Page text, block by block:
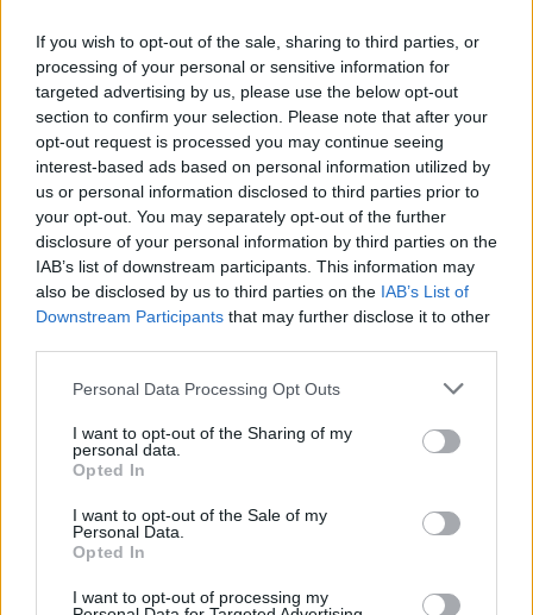
If you wish to opt-out of the sale, sharing to third parties, or
processing of your personal or sensitive information for
targeted advertising by us, please use the below opt-out
section to confirm your selection. Please note that after your
opt-out request is processed you may continue seeing
interest-based ads based on personal information utilized by
us or personal information disclosed to third parties prior to
your opt-out. You may separately opt-out of the further
disclosure of your personal information by third parties on the
IAB’s list of downstream participants. This information may
also be disclosed by us to third parties on the IAB’s List of
Downstream Participants that may further disclose it to other
Please note that this website/app uses one or more Google
not limited to your visit or usage behaviour. You may click to
grant or deny consent to Google and its third-party tags to
use your data for below specified purposes in below Google
consent section.
Personal Data Processing Opt Outs
I want to opt-out of the Sharing of my
personal data.
Opted In
I want to opt-out of the Sale of my
Personal Data.
Opted In
I want to opt-out of processing my
Vasárnap Nógrádot is eléri a legmagasabb
figyelmeztetés
MAGYAR ÉPÍTŐK
Mi épül?